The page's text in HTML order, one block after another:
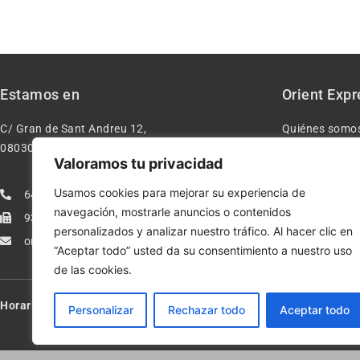
Valoramos tu privacidad
Usamos cookies para mejorar su experiencia de
navegación, mostrarle anuncios o contenidos
personalizados y analizar nuestro tráfico. Al hacer clic en
“Aceptar todo” usted da su consentimiento a nuestro uso
de las cookies.
Personalizar Rechazar todo Aceptar todo
Estamos en
C/ Gran de Sant Andreu 12,
08030 – Barcelona España
640277962
933113005
orientexpressmodelismo@gmail.com
Orient
Quiénes
Condiciones
Política de
Política de
Horario: Lun-Vie de 10:00-13:30 y 17:00-20:00 – Sáb de 10:00-13:30